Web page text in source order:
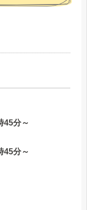
45分～
45分～